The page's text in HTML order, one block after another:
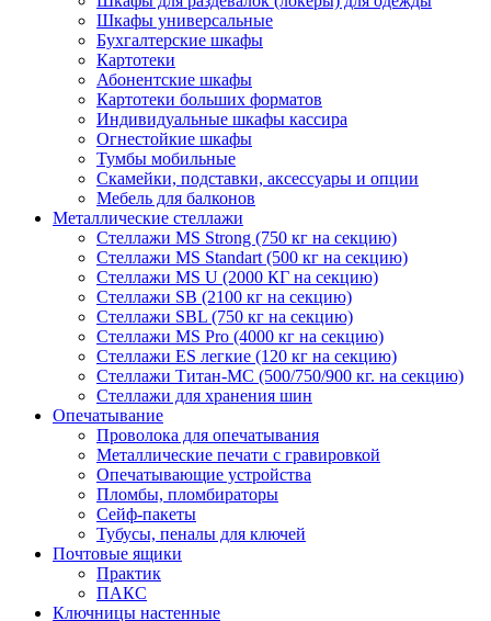
Шкафы универсальные
Бухгалтерские шкафы
Картотеки
Абонентские шкафы
Картотеки больших форматов
Индивидуальные шкафы кассира
Огнестойкие шкафы
Тумбы мобильные
Скамейки, подставки, аксессуары и опции
Мебель для балконов
Металлические стеллажи
Стеллажи MS Strong (750 кг на секцию)
Стеллажи MS Standart (500 кг на секцию)
Стеллажи MS U (2000 КГ на секцию)
Стеллажи SB (2100 кг на секцию)
Стеллажи SBL (750 кг на секцию)
Стеллажи MS Pro (4000 кг на секцию)
Стеллажи ES легкие (120 кг на секцию)
Стеллажи Титан-МС (500/750/900 кг. на секцию)
Стеллажи для хранения шин
Опечатывание
Проволока для опечатывания
Металлические печати с гравировкой
Опечатывающие устройства
Пломбы, пломбираторы
Сейф-пакеты
Тубусы, пеналы для ключей
Почтовые ящики
Практик
ПАКС
Ключницы настенные